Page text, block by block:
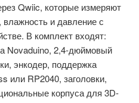
Qwiic, которые измеряют
и давление с
В комплект входят:
Novaduino, 2,4-дюймовый
энкодер, поддержка
или RP2040, заголовки,
корпуса для 3D-